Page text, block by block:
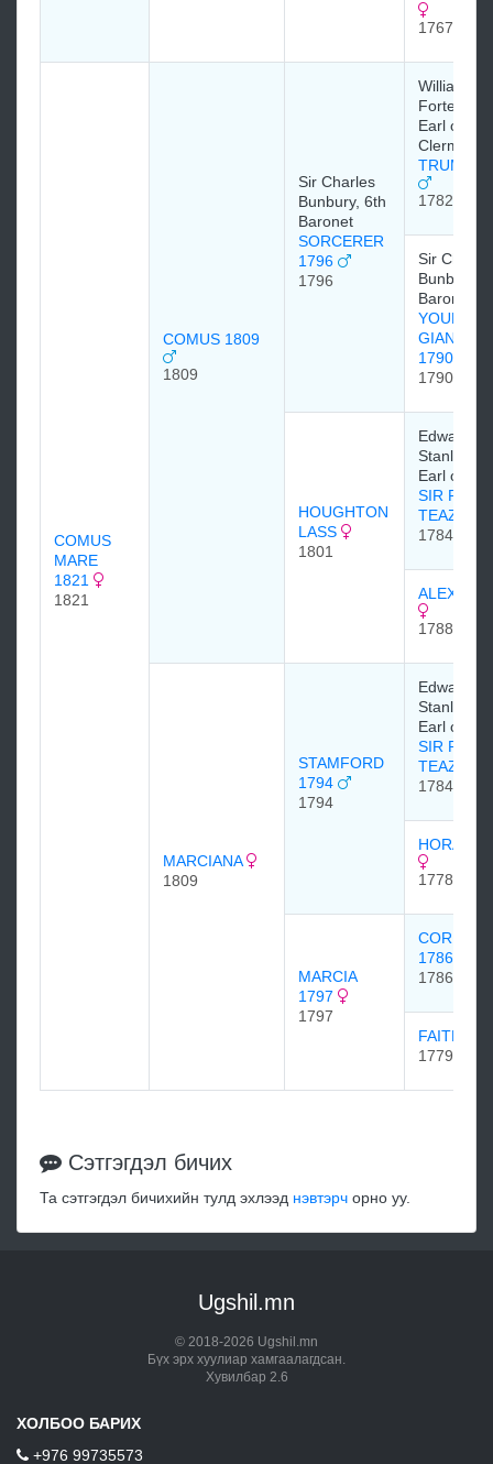
1767
COMUS
MARE
1821
1821
COMUS 1809
1809
Sir Charles
Bunbury, 6th
Baronet
SORCERER
1796
1796
William
Earl of
Clermont
1782
Sir
Bunbury,
Baronet
YOUNG
1790
1790
HOUGHTON
LASS
1801
Edward
Stanley,
Earl of
SIR
TEAZLE
1784
ALEXINA
1788
MARCIANA
1809
STAMFORD
1794
1794
Edward
Stanley,
Earl of
SIR
TEAZLE
1784
HORATIA
1778
MARCIA
1797
1797
1786
1786
FAITH
1779
Сэтгэгдэл бичих
Та сэтгэгдэл бичихийн тулд эхлээд нэвтэрч орно уу.
Ugshil.mn
© 2018-2026 Ugshil.mn
Бүх эрх хуулиар хамгаалагдсан.
Хувилбар 2.6
ХОЛБОО БАРИХ
+976 99735573